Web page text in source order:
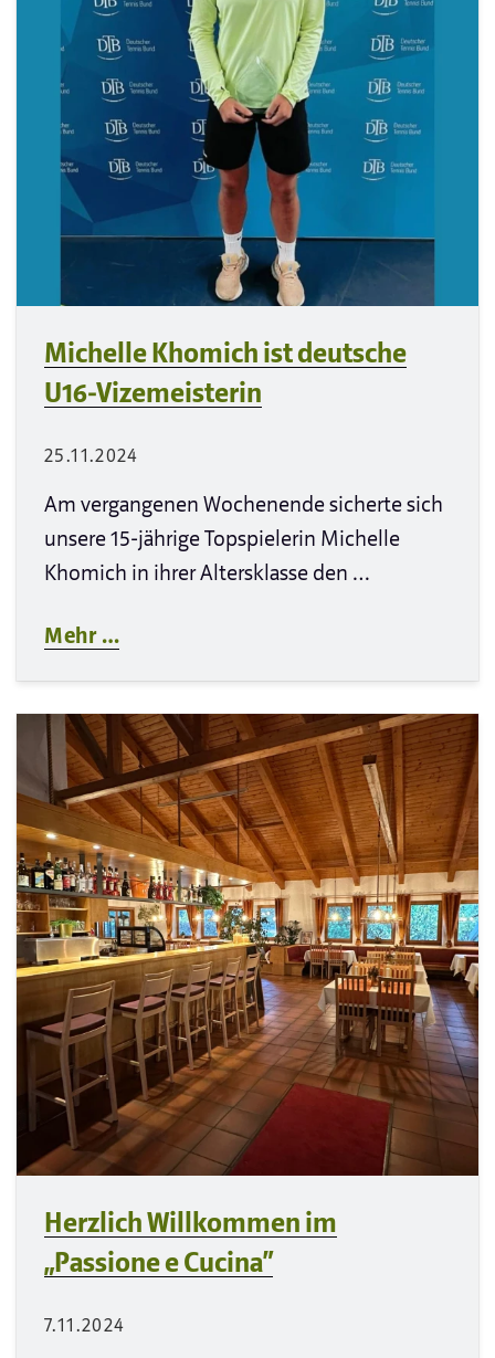
Michelle Khomich ist deutsche
U16-Vizemeisterin
25.11.2024
Am vergangenen Wochenende sicherte sich
unsere 15-jährige Topspielerin Michelle
Khomich in ihrer Altersklasse den …
Mehr …
Herzlich Willkommen im
„Passione e Cucina“
7.11.2024